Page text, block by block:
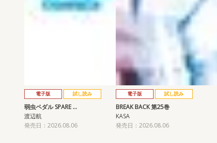
電子版 試し読み
弱虫ペダル SPARE …
渡辺航
発売日：2026.08.06
電子版 試し読み
BREAK BACK 第25巻
KASA
発売日：2026.08.06